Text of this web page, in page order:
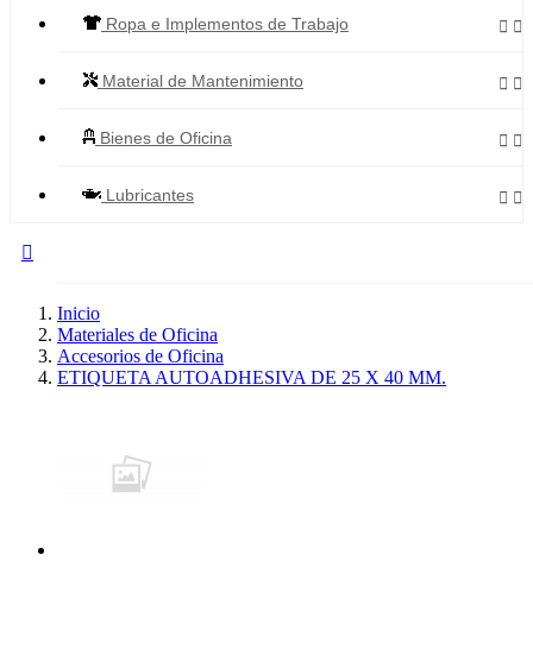
Ropa e Implementos de Trabajo  
Material de Mantenimiento  
Bienes de Oficina  
Lubricantes  

Inicio
Materiales de Oficina
Accesorios de Oficina
ETIQUETA AUTOADHESIVA DE 25 X 40 MM.